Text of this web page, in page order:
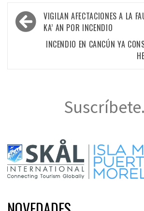
Navegación
de
entradas
VIGILAN AFECTACIONES A LA
KA’ AN POR INCENDIO
INCENDIO EN CANCÚN YA